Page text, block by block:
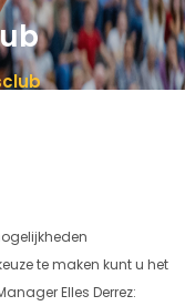
te maken kunt u het
Elles Derrez: